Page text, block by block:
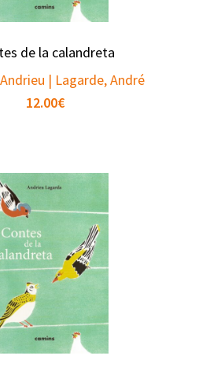
de la calandreta
| Lagarde, André
12.00€